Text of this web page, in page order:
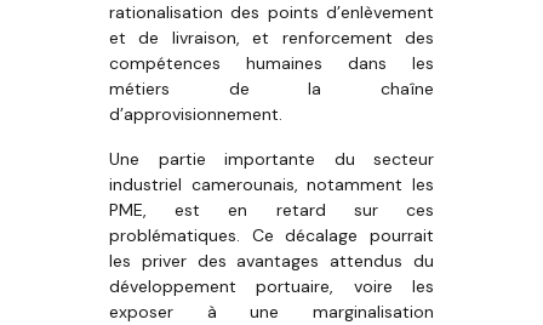
rationalisation des points d’enlèvement
et de livraison, et renforcement des
compétences humaines dans les
métiers de la chaîne
d’approvisionnement.
Une partie importante du secteur
industriel camerounais, notamment les
PME, est en retard sur ces
problématiques. Ce décalage pourrait
les priver des avantages attendus du
développement portuaire, voire les
exposer à une marginalisation